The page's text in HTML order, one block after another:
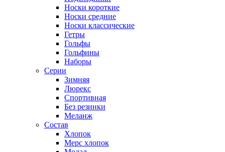
Носки короткие
Носки средние
Носки классические
Гетры
Гольфы
Гольфины
Наборы
Серии
Зимняя
Люрекс
Спортивная
Без резинки
Меланж
Состав
Хлопок
Мерс хлопок